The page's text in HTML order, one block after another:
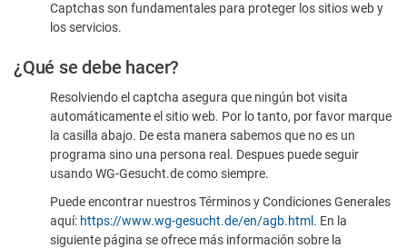
humano
Captchas son fundamentales para proteger los sitios web y
los servicios.
¿Qué se debe hacer?
Resolviendo el captcha asegura que ningún bot visita
automáticamente el sitio web. Por lo tanto, por favor marque
la casilla abajo. De esta manera sabemos que no es un
programa sino una persona real. Despues puede seguir
usando WG-Gesucht.de como siempre.
Puede encontrar nuestros Términos y Condiciones Generales
aquí: https://www.wg-gesucht.de/en/agb.html . En la
siguiente página se ofrece más información sobre la